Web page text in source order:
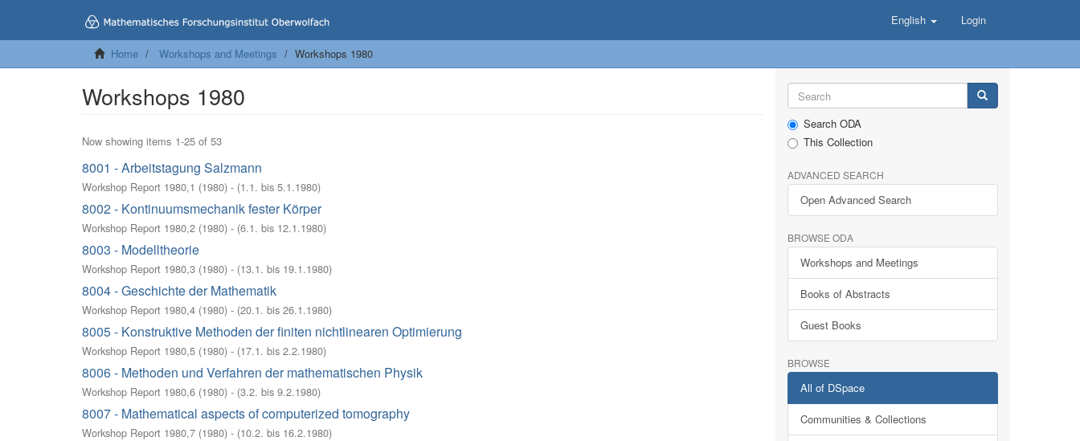
English Login
Home Workshops and Meetings Workshops 1980
Workshops 1980
Now showing items 1-25 of 53
8001 - Arbeitstagung Salzmann
Workshop Report 1980,1 (1980) - (1.1. bis 5.1.1980)
8002 - Kontinuumsmechanik fester Körper
Workshop Report 1980,2 (1980) - (6.1. bis 12.1.1980)
8003 - Modelltheorie
Workshop Report 1980,3 (1980) - (13.1. bis 19.1.1980)
8004 - Geschichte der Mathematik
Workshop Report 1980,4 (1980) - (20.1. bis 26.1.1980)
8005 - Konstruktive Methoden der finiten nichtlinearen Optimierung
Workshop Report 1980,5 (1980) - (17.1. bis 2.2.1980)
8006 - Methoden und Verfahren der mathematischen Physik
Workshop Report 1980,6 (1980) - (3.2. bis 9.2.1980)
8007 - Mathematical aspects of computerized tomography
Workshop Report 1980,7 (1980) - (10.2. bis 16.2.1980)
Search ODA
This Collection
ADVANCED SEARCH
Open Advanced Search
BROWSE ODA
Workshops and Meetings
Books of Abstracts
Guest Books
BROWSE
All of DSpace
Communities & Collections